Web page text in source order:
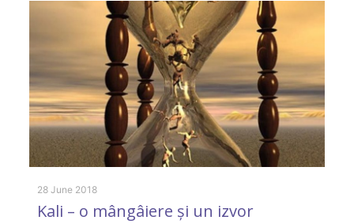
28 June 2018
Kali – o mângâiere și un izvor